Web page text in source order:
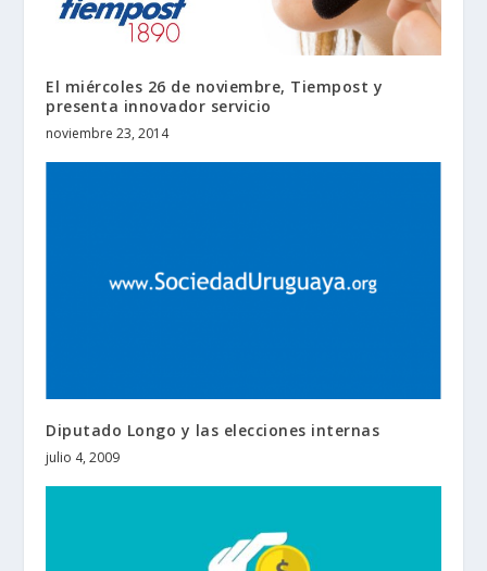
El miércoles 26 de noviembre, Tiempost y
presenta innovador servicio
noviembre 23, 2014
Diputado Longo y las elecciones internas
julio 4, 2009